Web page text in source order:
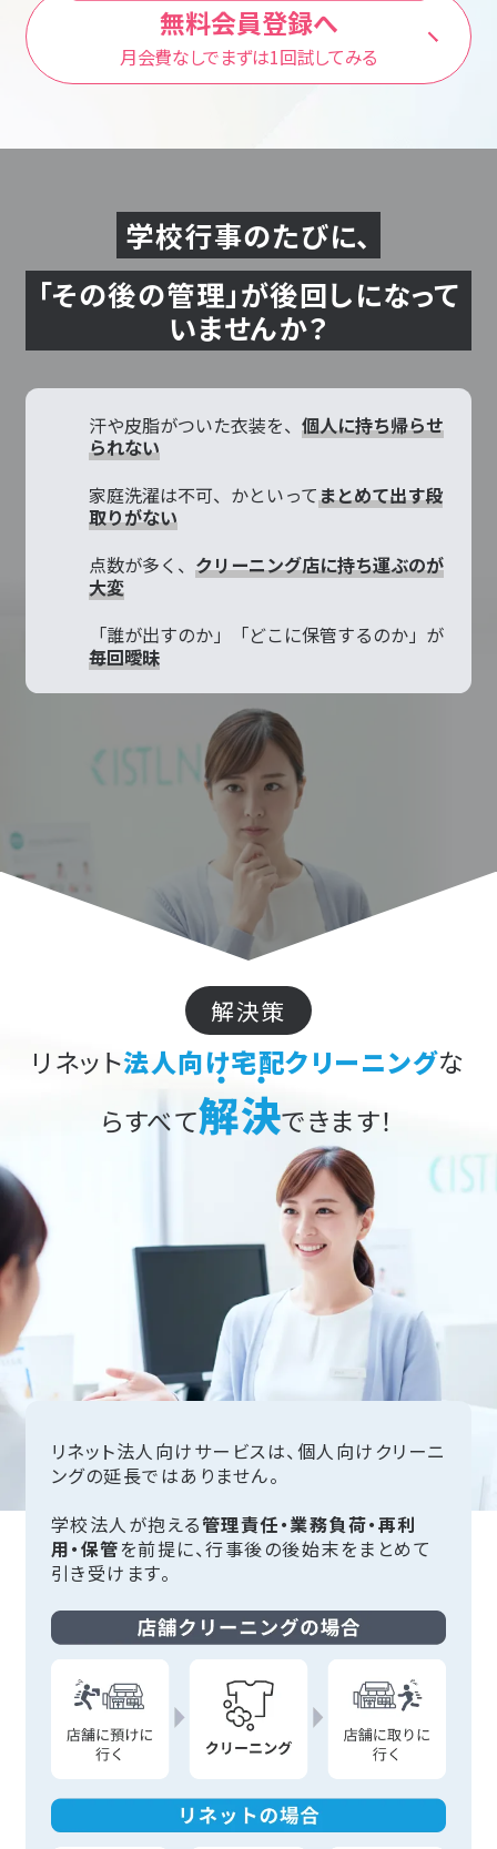
無料会員登録へ
月会費なしでまずは1回試してみる
学校行事のたびに、
「その後の管理」が後回しになって
いませんか？
汗や皮脂がついた衣装を、個人に持ち帰らせ
られない
家庭洗濯は不可、かといってまとめて出す段
取りがない
点数が多く、クリーニング店に持ち運ぶのが
大変
「誰が出すのか」「どこに保管するのか」が
毎回曖昧
解決策
リネット法人向け宅配クリーニングな
らすべて解決できます！
リネット法人向けサービスは、個人向けクリーニ
ングの延長ではありません。
学校法人が抱える管理責任・業務負荷・再利
用・保管を前提に、行事後の後始末をまとめて
引き受けます。